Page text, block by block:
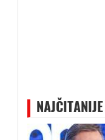
NAJČITANIJE